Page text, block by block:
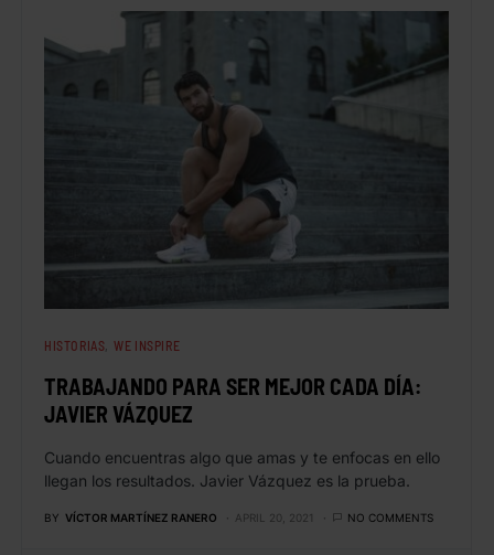
HISTORIAS WE INSPIRE
TRABAJANDO PARA SER MEJOR CADA DÍA:
JAVIER VÁZQUEZ
Cuando encuentras algo que amas y te enfocas en ello
llegan los resultados. Javier Vázquez es la prueba.
BY VÍCTOR MARTÍNEZ RANERO APRIL 20, 2021 NO COMMENTS